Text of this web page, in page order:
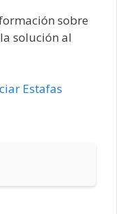
sobre
solución al
Estafas